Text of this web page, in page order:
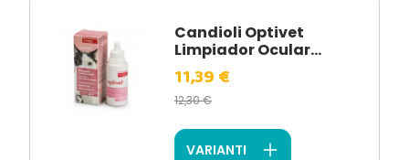
Candioli Optivet
Limpiador Ocular...
11,39 €
12,30 €
VARIANTI